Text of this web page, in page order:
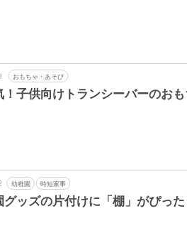
おもちゃ・あそび
！子供向けトランシーバーのお
幼稚園 時短家事
グッズの片付けに「棚」がぴっ